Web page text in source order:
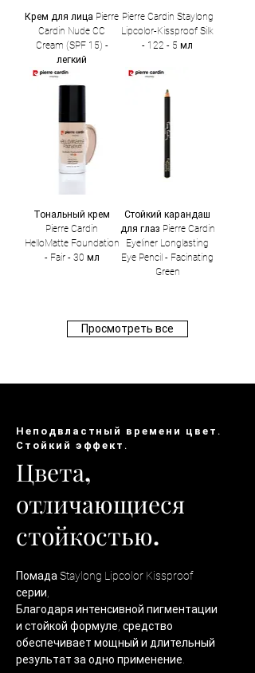
Крем для лица Pierre
Cardin Nude CC
Cream (SPF 15) -
легкий
Pierre Cardin Staylong
Lipcolor-Kissproof Silk
- 122 - 5 мл
Тональный крем
Pierre Cardin
HelloMatte Foundation
- Fair - 30 мл
Стойкий карандаш
для глаз Pierre Cardin
Eyeliner Longlasting
Eye Pencil - Facinating
Green
Просмотреть все
Неподвластный времени цвет.
Стойкий эффект.
Цвета,
отличающиеся
стойкостью.
Помада Staylong Lipcolor Kissproof
серии,
Благодаря интенсивной пигментации
и стойкой формуле, средство
обеспечивает мощный и длительный
результат за одно применение.